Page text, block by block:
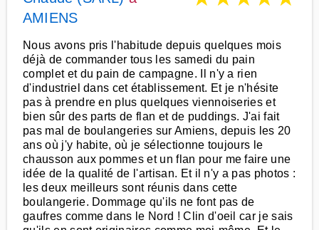
AMIENS
Nous avons pris l'habitude depuis quelques mois
déjà de commander tous les samedi du pain
complet et du pain de campagne. Il n'y a rien
d'industriel dans cet établissement. Et je n'hésite
pas à prendre en plus quelques viennoiseries et
bien sûr des parts de flan et de puddings. J'ai fait
pas mal de boulangeries sur Amiens, depuis les 20
ans où j'y habite, où je sélectionne toujours le
chausson aux pommes et un flan pour me faire une
idée de la qualité de l'artisan. Et il n'y a pas photos :
les deux meilleurs sont réunis dans cette
boulangerie. Dommage qu'ils ne font pas de
gaufres comme dans le Nord ! Clin d'oeil car je sais